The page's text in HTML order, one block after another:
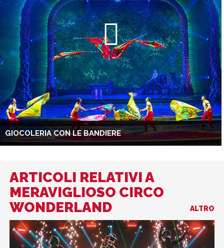
GIOCOLERIA CON LE BANDIERE
ARTICOLI RELATIVI A
MERAVIGLIOSO CIRCO
WONDERLAND
ALTRO